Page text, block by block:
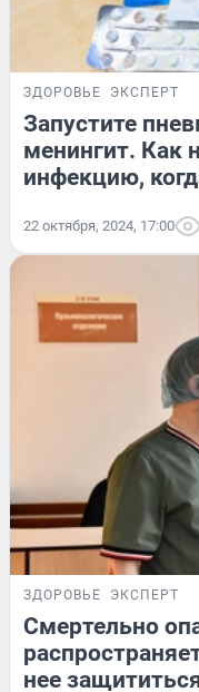
ЗДОРОВЬЕ ЭКСПЕРТ
Запустите
менингит. Как
инфекцию,
22 октября, 2024, 17:00
ЗДОРОВЬЕ ЭКСПЕРТ
Смертельно
нее